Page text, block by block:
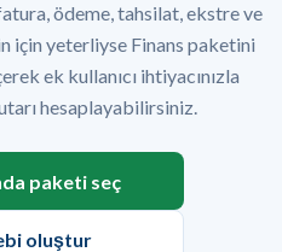
ödeme, tahsilat, ekstre ve
için yeterliyse Finans paketini
ek kullanıcı ihtiyacınızla
hesaplayabilirsiniz.
paketi seç
oluştur